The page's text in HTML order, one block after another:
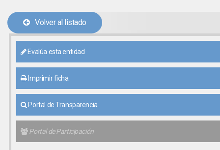
Volver al listado
Evalúa esta entidad
Imprimir ficha
Portal de Transparencia
Portal de Participación